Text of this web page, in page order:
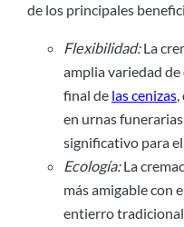
de los principales
Flexibilidad:La
amplia variedad
final de las cenizas,
en urnas
significativo para
Ecología:La
más amigable con
entierro